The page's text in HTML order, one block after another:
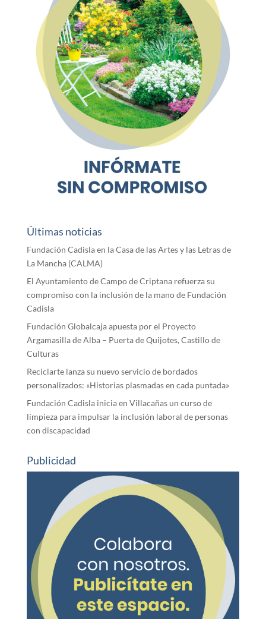
Últimas noticias
Fundación Cadisla en la Casa de las Artes y las Letras de
La Mancha (CALMA)
El Ayuntamiento de Campo de Criptana refuerza su
compromiso con la inclusión de la mano de Fundación
Cadisla
Fundación Globalcaja apuesta por el Proyecto
Argamasilla de Alba – Puerta de Quijotes, Castillo de
Culturas
Reciclarte lanza su nuevo servicio de bordados
personalizados: «Historias plasmadas en cada puntada»
Fundación Cadisla inicia en Villacañas un curso de
limpieza para impulsar la inclusión laboral de personas
con discapacidad
Publicidad